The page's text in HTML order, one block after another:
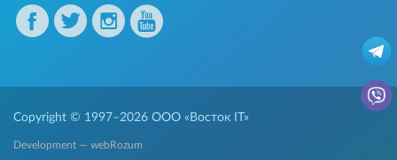
Copyright © 1997–2026 ООО «Восток IT»
Development — webRozum